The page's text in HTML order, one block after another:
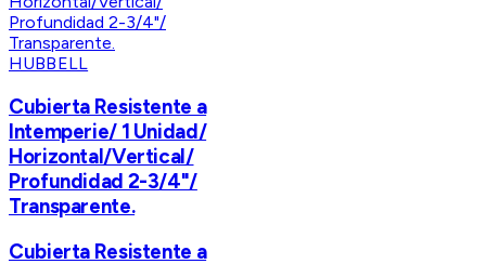
HUBBELL
Cubierta Resistente a
Intemperie/ 1 Unidad/
Horizontal/Vertical/
Profundidad 2-3/4"/
Transparente.
Cubierta Resistente a